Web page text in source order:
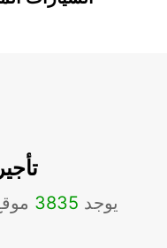
يوجد 3835